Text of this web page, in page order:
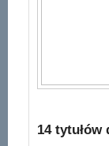
14 tytułów